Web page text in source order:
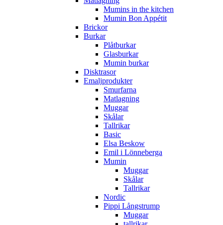
Mumins in the kitchen
Mumin Bon Appétit
Brickor
Burkar
Plåtburkar
Glasburkar
Mumin burkar
Disktrasor
Emaljprodukter
Smurfarna
Matlagning
Muggar
Skålar
Tallrikar
Basic
Elsa Beskow
Emil i Lönneberga
Mumin
Muggar
Skålar
Tallrikar
Nordic
Pippi Långstrump
Muggar